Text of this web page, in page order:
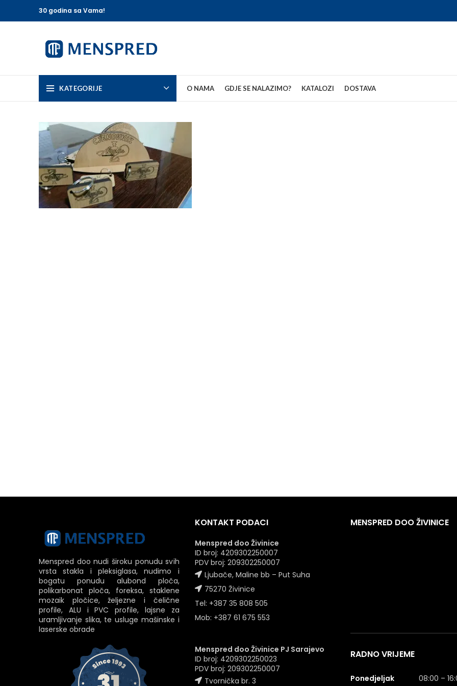
30 godina sa Vama!
KATEGORIJE O NAMA GDJE SE NALAZIMO? KATALOZI DOSTAVA
Menspred doo nudi široku ponudu svih
vrsta stakla i pleksiglasa, nudimo i
bogatu ponudu alubond ploča,
polikarbonat ploča, foreksa, staklene
mozaik pločice, željezne i čelične
profile, ALU i PVC profile, lajsne za
uramljivanje slika, te usluge mašinske i
laserske obrade
KONTAKT PODACI
Menspred doo Živinice
ID broj: 4209302250007
PDV broj: 209302250007
Ljubače, Maline bb – Put Suha
75270 Živinice
Tel: +387 35 808 505
Mob: +387 61 675 553
Menspred doo Živinice PJ Sarajevo
ID broj: 4209302250023
PDV broj: 209302250007
Tvornička br. 3
MENSPRED DOO ŽIVINICE
RADNO VRIJEME
Ponedjeljak 08:00 –